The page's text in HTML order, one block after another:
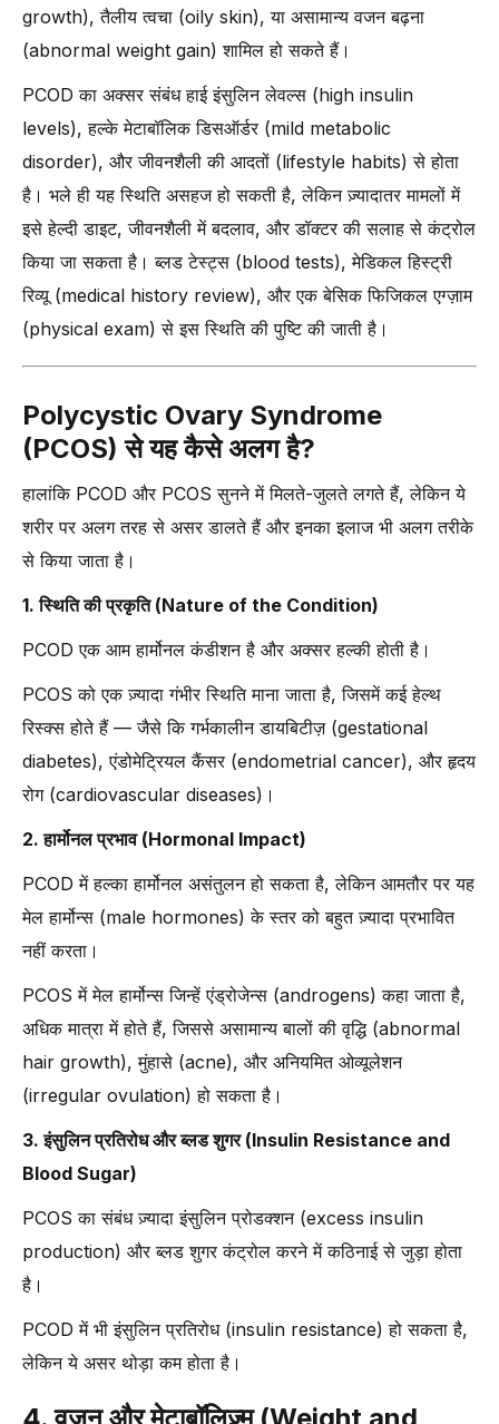
-6. फर्टिलिटी ट्रीटमेंट्स (Fertility Treatments)
डॉक्टर्स PCOD का डायग्नोस कैसे करते हैं?
-1. मेडिकल चर्चा और हिस्ट्री (Medical Discussion and History)
-2. शारीरिक जांच (Physical Check-Up)
-3. अल्ट्रासाउंड इमेजिंग (Ultrasound Imaging)
4. ब्लड वर्क और हार्मोन टेस्ट्स (Blood Work and Hormone Tests)
PCOD की पहचान और इलाज में डॉ. अंशु अग्रवाल कैसे मदद कर सकती हैं?
अगर PCOD का इलाज न किया जाए तो लंबे समय में क्या असर हो सकता है?
1. PCOD के लिए सबसे अच्छा इलाज कौन सा है?
-6. क्या टीनएज लड़कियों को भी PCOD हो सकता है?
निष्कर्ष (Conclusion)
growth), तैलीय त्वचा (oily skin), या असामान्य वजन बढ़ना
(abnormal weight gain) शामिल हो सकते हैं।
PCOD का अक्सर संबंध हाई इंसुलिन लेवल्स (high insulin
levels), हल्के मेटाबॉलिक डिसऑर्डर (mild metabolic
disorder), और जीवनशैली की आदतों (lifestyle habits) से होता
है। भले ही यह स्थिति असहज हो सकती है, लेकिन ज़्यादातर मामलों में
इसे हेल्दी डाइट, जीवनशैली में बदलाव, और डॉक्टर की सलाह से कंट्रोल
किया जा सकता है। ब्लड टेस्ट्स (blood tests), मेडिकल हिस्ट्री
रिव्यू (medical history review), और एक बेसिक फिजिकल एग्ज़ाम
(physical exam) से इस स्थिति की पुष्टि की जाती है।
Polycystic Ovary Syndrome
(PCOS) से यह कैसे अलग है?
हालांकि PCOD और PCOS सुनने में मिलते-जुलते लगते हैं, लेकिन ये
शरीर पर अलग तरह से असर डालते हैं और इनका इलाज भी अलग तरीके
से किया जाता है।
1. स्थिति की प्रकृति (Nature of the Condition)
PCOD एक आम हार्मोनल कंडीशन है और अक्सर हल्की होती है।
PCOS को एक ज़्यादा गंभीर स्थिति माना जाता है, जिसमें कई हेल्थ
रिस्क्स होते हैं — जैसे कि गर्भकालीन डायबिटीज़ (gestational
diabetes), एंडोमेट्रियल कैंसर (endometrial cancer), और हृदय
रोग (cardiovascular diseases)।
2. हार्मोनल प्रभाव (Hormonal Impact)
PCOD में हल्का हार्मोनल असंतुलन हो सकता है, लेकिन आमतौर पर यह
मेल हार्मोन्स (male hormones) के स्तर को बहुत ज़्यादा प्रभावित
नहीं करता।
PCOS में मेल हार्मोन्स जिन्हें एंड्रोजेन्स (androgens) कहा जाता है,
अधिक मात्रा में होते हैं, जिससे असामान्य बालों की वृद्धि (abnormal
hair growth), मुंहासे (acne), और अनियमित ओव्यूलेशन
(irregular ovulation) हो सकता है।
3. इंसुलिन प्रतिरोध और ब्लड शुगर (Insulin Resistance and
Blood Sugar)
PCOS का संबंध ज़्यादा इंसुलिन प्रोडक्शन (excess insulin
production) और ब्लड शुगर कंट्रोल करने में कठिनाई से जुड़ा होता
है।
PCOD में भी इंसुलिन प्रतिरोध (insulin resistance) हो सकता है,
लेकिन ये असर थोड़ा कम होता है।